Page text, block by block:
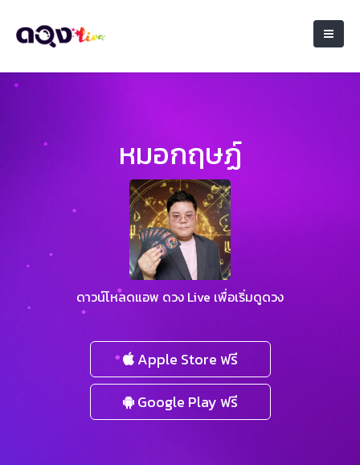
หมอกฤษฏ์
ดาวน์โหลดแอพ ดวง Live เพื่อเริ่มดูดวง
Apple Store ฟรี
Google Play ฟรี